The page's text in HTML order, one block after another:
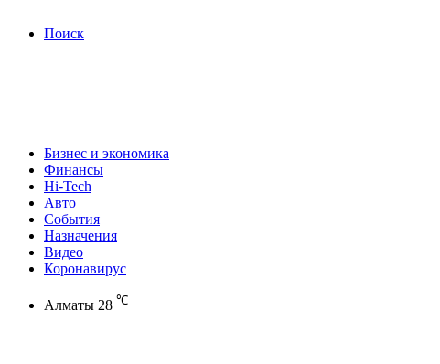
Поиск
Бизнес и экономика
Финансы
Hi-Tech
Авто
События
Назначения
Видео
Коронавирус
Алматы 28 ℃